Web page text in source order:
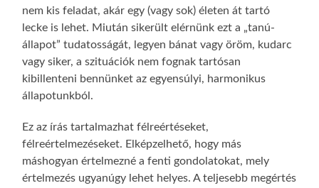
nem kis feladat, akár egy (vagy sok) életen át tartó
lecke is lehet. Miután sikerült elérnünk ezt a „tanú-
állapot” tudatosságát, legyen bánat vagy öröm, kudarc
vagy siker, a szituációk nem fognak tartósan
kibillenteni bennünket az egyensúlyi, harmonikus
állapotunkból.
Ez az írás tartalmazhat félreértéseket,
félreértelmezéseket. Elképzelhető, hogy más
máshogyan értelmezné a fenti gondolatokat, mely
értelmezés ugyanúgy lehet helyes. A teljesebb megértés